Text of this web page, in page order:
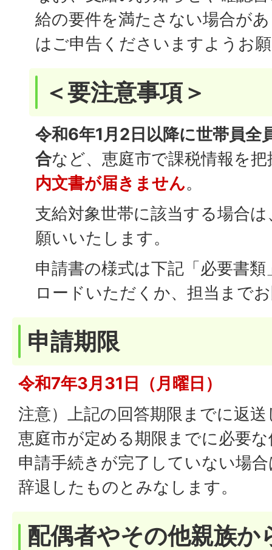
給の要件を満たさない場合が
はご申告くださいますようお
＜要注意事項＞
令和6年1月2日以降に世帯員全
合など、恵庭市で課税情報を
内文書が届きません。
支給対象世帯に該当する場合
願いいたします。
申請書の様式は下記「必要書
ロードいただくか、担当まで
申請期限
令和7年3月31日（月曜日）
注意）上記の回答期限までに返
恵庭市が定める期限までに必要
申請手続きが完了していない場
辞退したものとみなします。
配偶者やその他親族か